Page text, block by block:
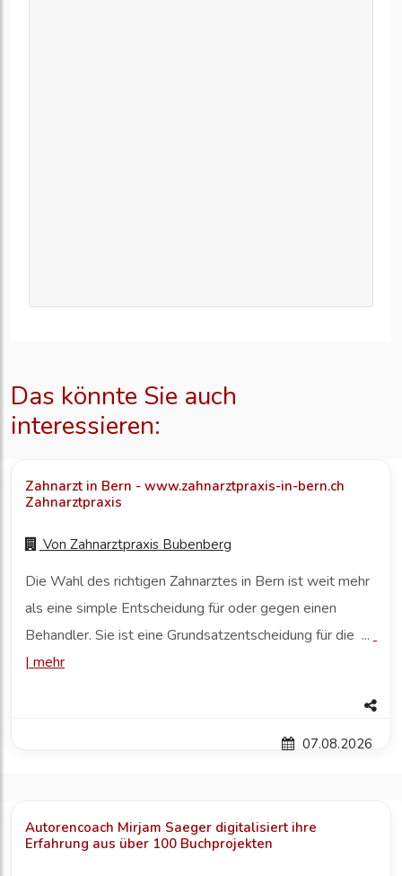
Das könnte Sie auch
interessieren:
Zahnarzt in Bern - www.zahnarztpraxis-in-bern.ch
Zahnarztpraxis
Von Zahnarztpraxis Bubenberg
Die Wahl des richtigen Zahnarztes in Bern ist weit mehr
als eine simple Entscheidung für oder gegen einen
Behandler. Sie ist eine Grundsatzentscheidung für die ...
| mehr
07.08.2026
Autorencoach Mirjam Saeger digitalisiert ihre
Erfahrung aus über 100 Buchprojekten